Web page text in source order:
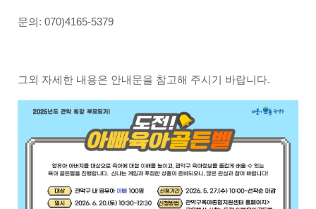
문의: 070)4165-5379
그외 자세한 내용은 안내문을 참고해 주시기 바랍니다.